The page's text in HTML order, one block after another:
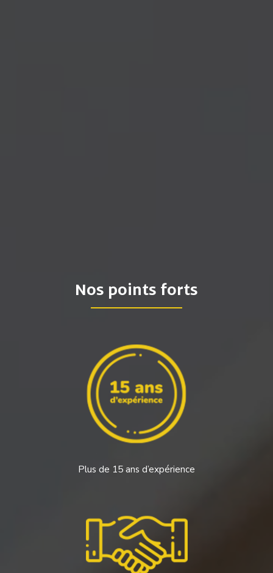
Nos points forts
Plus de 15 ans d’expérience